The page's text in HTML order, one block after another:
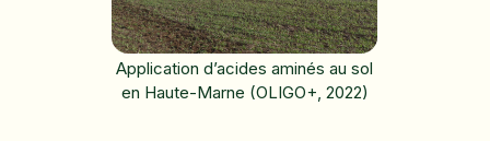
Application d’acides aminés au sol
en Haute-Marne (OLIGO+, 2022)